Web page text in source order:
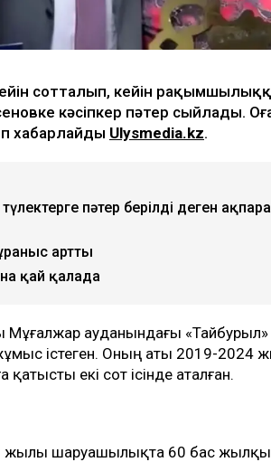
байланысты
кәсіпкер